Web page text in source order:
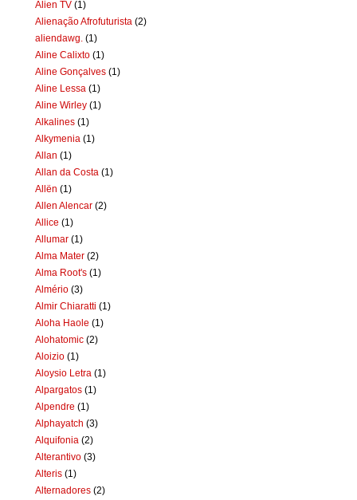
Alien TV (1)
Alienação Afrofuturista (2)
aliendawg. (1)
Aline Calixto (1)
Aline Gonçalves (1)
Aline Lessa (1)
Aline Wirley (1)
Alkalines (1)
Alkymenia (1)
Allan (1)
Allan da Costa (1)
Allën (1)
Allen Alencar (2)
Allice (1)
Allumar (1)
Alma Mater (2)
Alma Root's (1)
Almério (3)
Almir Chiaratti (1)
Aloha Haole (1)
Alohatomic (2)
Aloizio (1)
Aloysio Letra (1)
Alpargatos (1)
Alpendre (1)
Alphayatch (3)
Alquifonia (2)
Alterantivo (3)
Alteris (1)
Alternadores (2)